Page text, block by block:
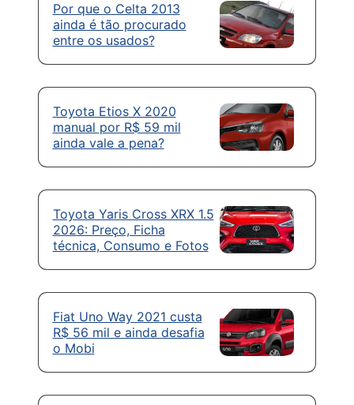
Por que o Celta 2013
ainda é tão procurado
entre os usados?
Toyota Etios X 2020
manual por R$ 59 mil
ainda vale a pena?
Toyota Yaris Cross XRX 1.5
2026: Preço, Ficha
técnica, Consumo e Fotos
Fiat Uno Way 2021 custa
R$ 56 mil e ainda desafia
o Mobi